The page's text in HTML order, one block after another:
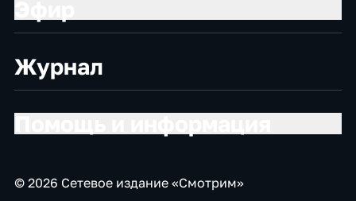
Журнал
© 2026 Сетевое издание «Смотрим»